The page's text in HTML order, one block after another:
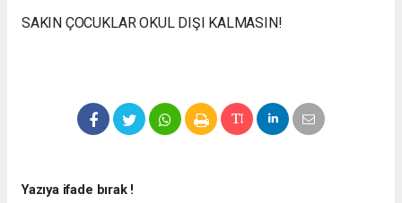
SAKIN ÇOCUKLAR OKUL DIŞI KALMASIN!
Yazıya ifade bırak !